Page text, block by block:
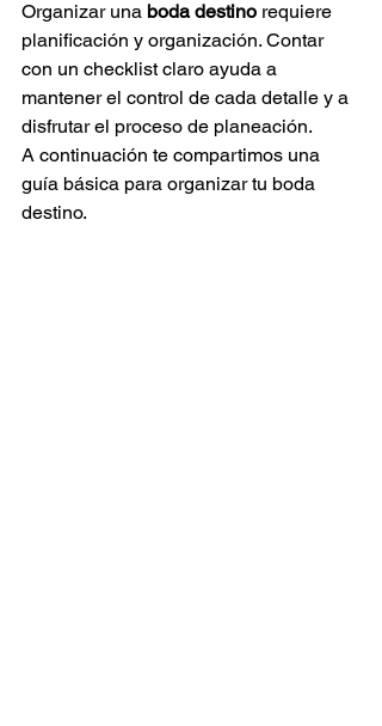
Organizar una boda destino requiere
planificación y organización. Contar
con un checklist claro ayuda a
mantener el control de cada detalle y a
disfrutar el proceso de planeación.
A continuación te compartimos una
guía básica para organizar tu boda
destino.